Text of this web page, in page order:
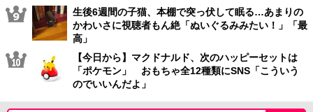
生後6週間の子猫、本棚で突っ伏して眠る…あまりの
かわいさに視聴者もん絶「ぬいぐるみみたい！」「最
高」
【今日から】マクドナルド、次のハッピーセットは
「ポケモン」 おもちゃ全12種類にSNS「こういう
のでいいんだよ」